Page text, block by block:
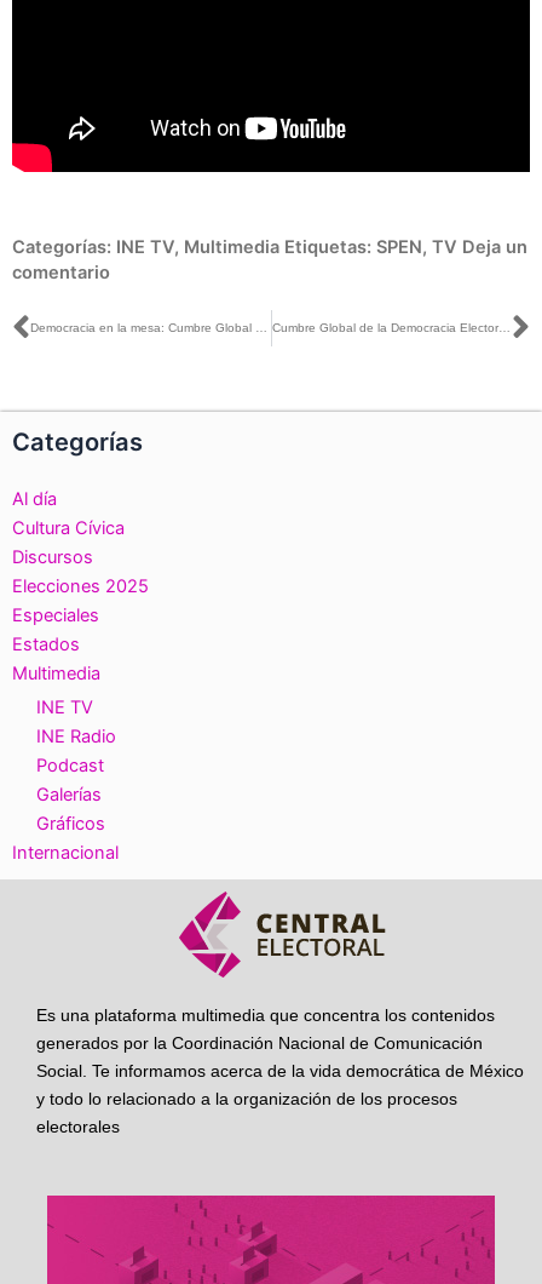
Categorías: INE TV, Multimedia Etiquetas: SPEN, TV Deja un
comentario
Ant Democracia en la mesa: Cumbre Global de la Democracia Electoral Cumbre Global de la Democracia Electoral se celebrará del 20 al 22 de septiembre de 2022 en la Ciudad de México
Categorías
Al día
Cultura Cívica
Discursos
Elecciones 2025
Especiales
Estados
Multimedia
INE TV
INE Radio
Podcast
Galerías
Gráficos
Internacional
Es una plataforma multimedia que concentra los contenidos
generados por la Coordinación Nacional de Comunicación
Social. Te informamos acerca de la vida democrática de México
y todo lo relacionado a la organización de los procesos
electorales